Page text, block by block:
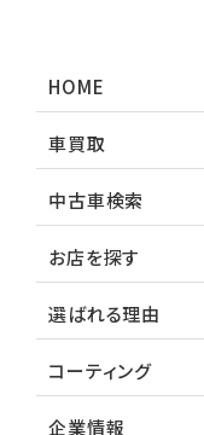
HOME
車買取
中古車検索
お店を探す
選ばれる理由
コーティング
企業情報